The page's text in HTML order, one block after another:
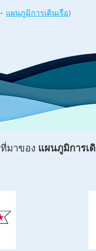
แผนภูมิการเดินเรือ)
มาของ แผนภูมิการเ